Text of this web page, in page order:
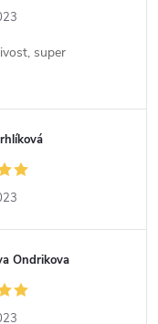
super
Ondrikova